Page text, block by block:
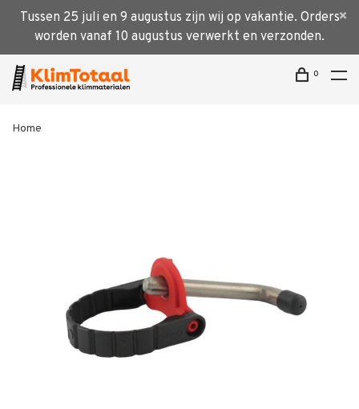
Tussen 25 juli en 9 augustus zijn wij op vakantie. Orders
worden vanaf 10 augustus verwerkt en verzonden.
0
Home